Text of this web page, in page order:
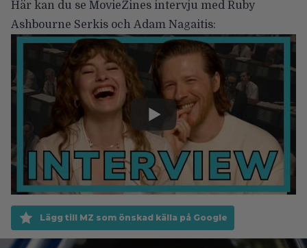
Här kan du se MovieZines intervju med Ruby
Ashbourne Serkis och Adam Nagaitis:
Lägg till MZ som önskad källa på Google